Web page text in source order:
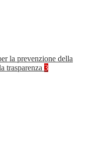
la prevenzione della
trasparenza 3